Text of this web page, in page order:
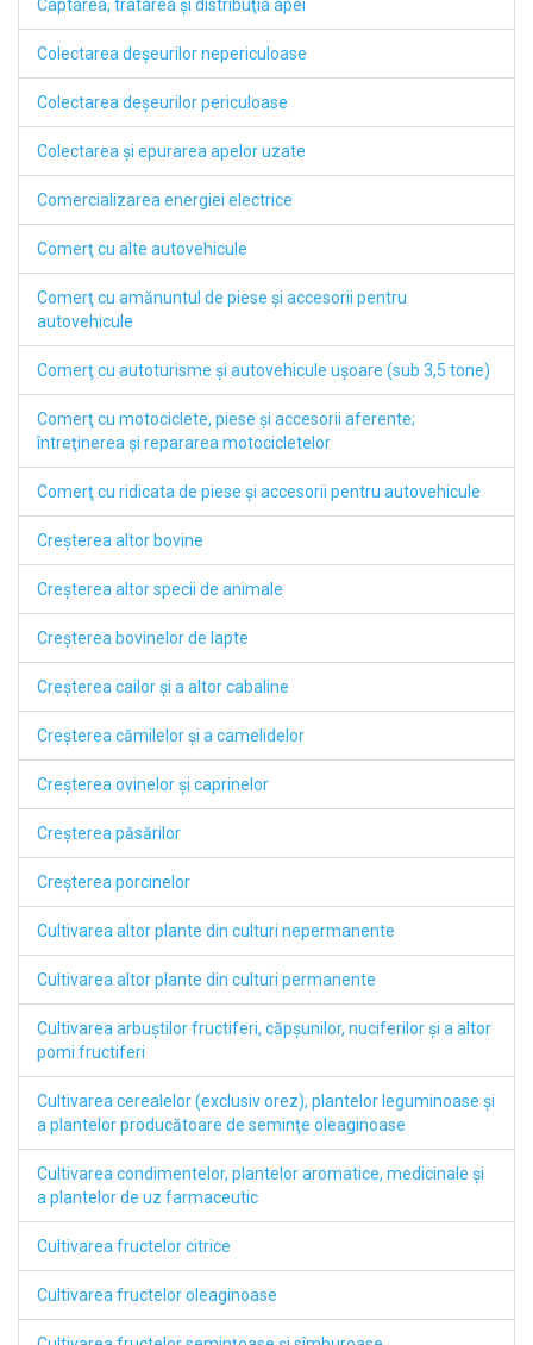
Captarea, tratarea şi distribuţia apei
Colectarea deşeurilor nepericuloase
Colectarea deşeurilor periculoase
Colectarea şi epurarea apelor uzate
Comercializarea energiei electrice
Comerţ cu alte autovehicule
Comerţ cu amănuntul de piese şi accesorii pentru
autovehicule
Comerţ cu autoturisme şi autovehicule uşoare (sub 3,5 tone)
Comerţ cu motociclete, piese şi accesorii aferente;
întreţinerea şi repararea motocicletelor
Comerţ cu ridicata de piese şi accesorii pentru autovehicule
Creşterea altor bovine
Creşterea altor specii de animale
Creşterea bovinelor de lapte
Creşterea cailor şi a altor cabaline
Creşterea cămilelor şi a camelidelor
Creşterea ovinelor şi caprinelor
Creşterea păsărilor
Creşterea porcinelor
Cultivarea altor plante din culturi nepermanente
Cultivarea altor plante din culturi permanente
Cultivarea arbuştilor fructiferi, căpşunilor, nuciferilor şi a altor
pomi fructiferi
Cultivarea cerealelor (exclusiv orez), plantelor leguminoase şi
a plantelor producătoare de seminţe oleaginoase
Cultivarea condimentelor, plantelor aromatice, medicinale şi
a plantelor de uz farmaceutic
Cultivarea fructelor citrice
Cultivarea fructelor oleaginoase